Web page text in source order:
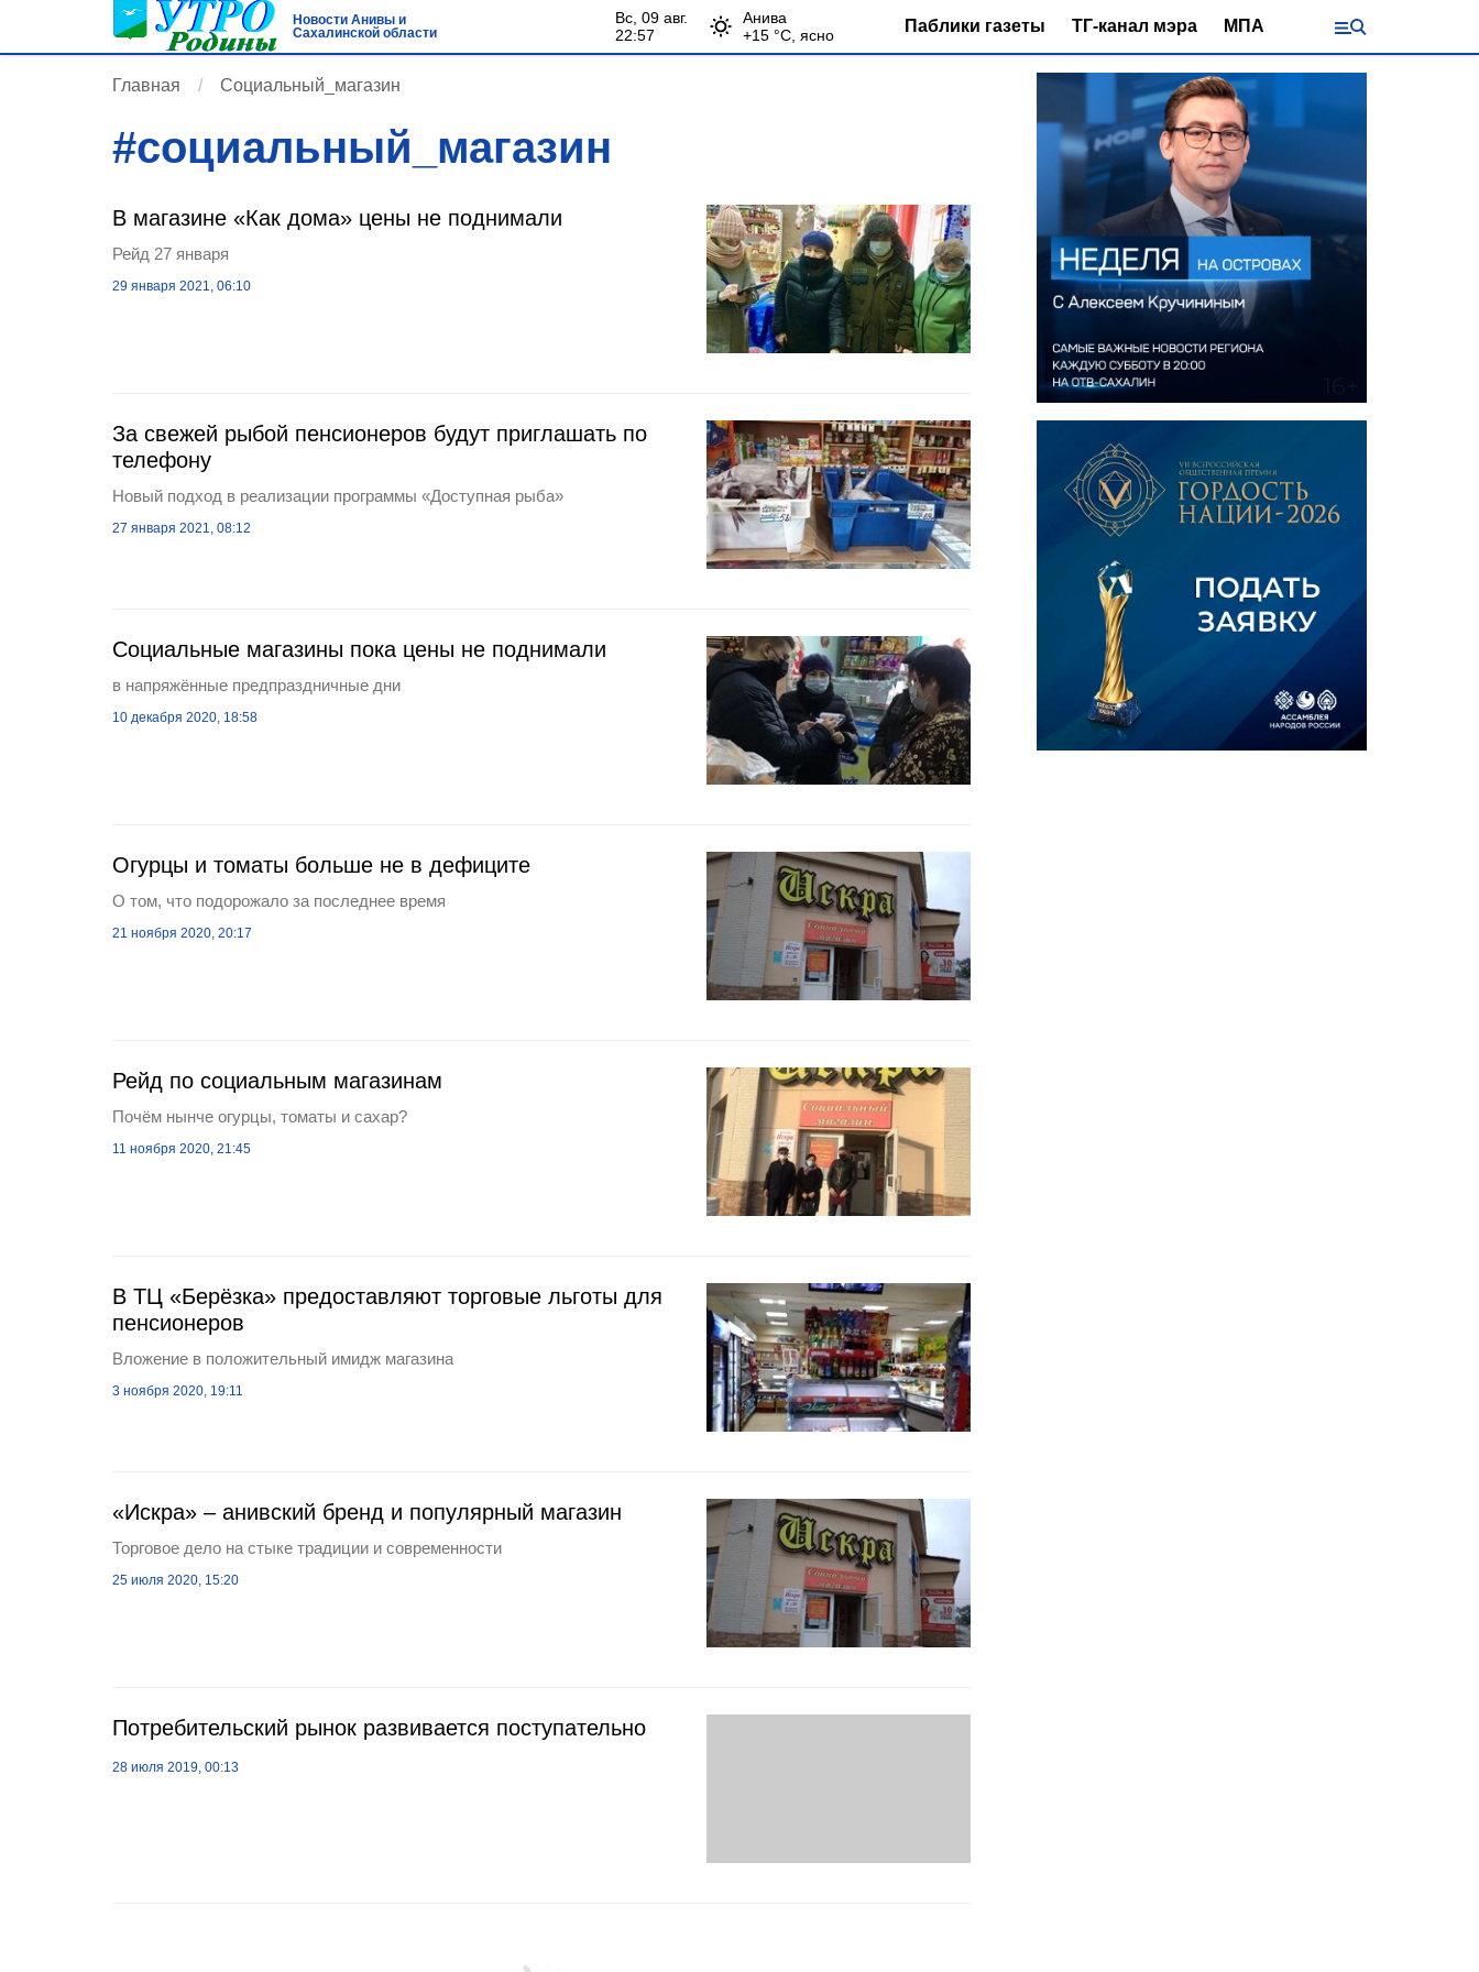
Новости Анивы и
Сахалинской области
вс, 09 авг.
22:57
Анива
+15 °С, ясно Паблики газеты ТГ-канал мэра МПА
Главная Социальный_магазин
#социальный_магазин
В магазине «Как дома» цены не поднимали
Рейд 27 января
29 января 2021, 06:10
За свежей рыбой пенсионеров будут приглашать по
телефону
Новый подход в реализации программы «Доступная рыба»
27 января 2021, 08:12
Социальные магазины пока цены не поднимали
в напряжённые предпраздничные дни
10 декабря 2020, 18:58
Огурцы и томаты больше не в дефиците
О том, что подорожало за последнее время
21 ноября 2020, 20:17
Рейд по социальным магазинам
Почём нынче огурцы, томаты и сахар?
11 ноября 2020, 21:45
В ТЦ «Берёзка» предоставляют торговые льготы для
пенсионеров
Вложение в положительный имидж магазина
3 ноября 2020, 19:11
«Искра» – анивский бренд и популярный магазин
Торговое дело на стыке традиции и современности
25 июля 2020, 15:20
Потребительский рынок развивается поступательно
28 июля 2019, 00:13